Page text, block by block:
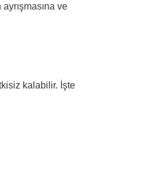
ve
kalabilir. İşte